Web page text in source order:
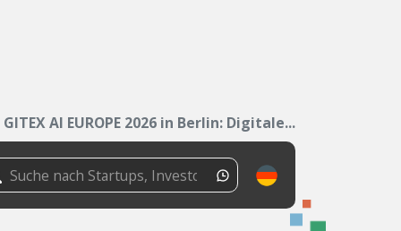
GITEX AI EUROPE 2026 in Berlin: Digitale...